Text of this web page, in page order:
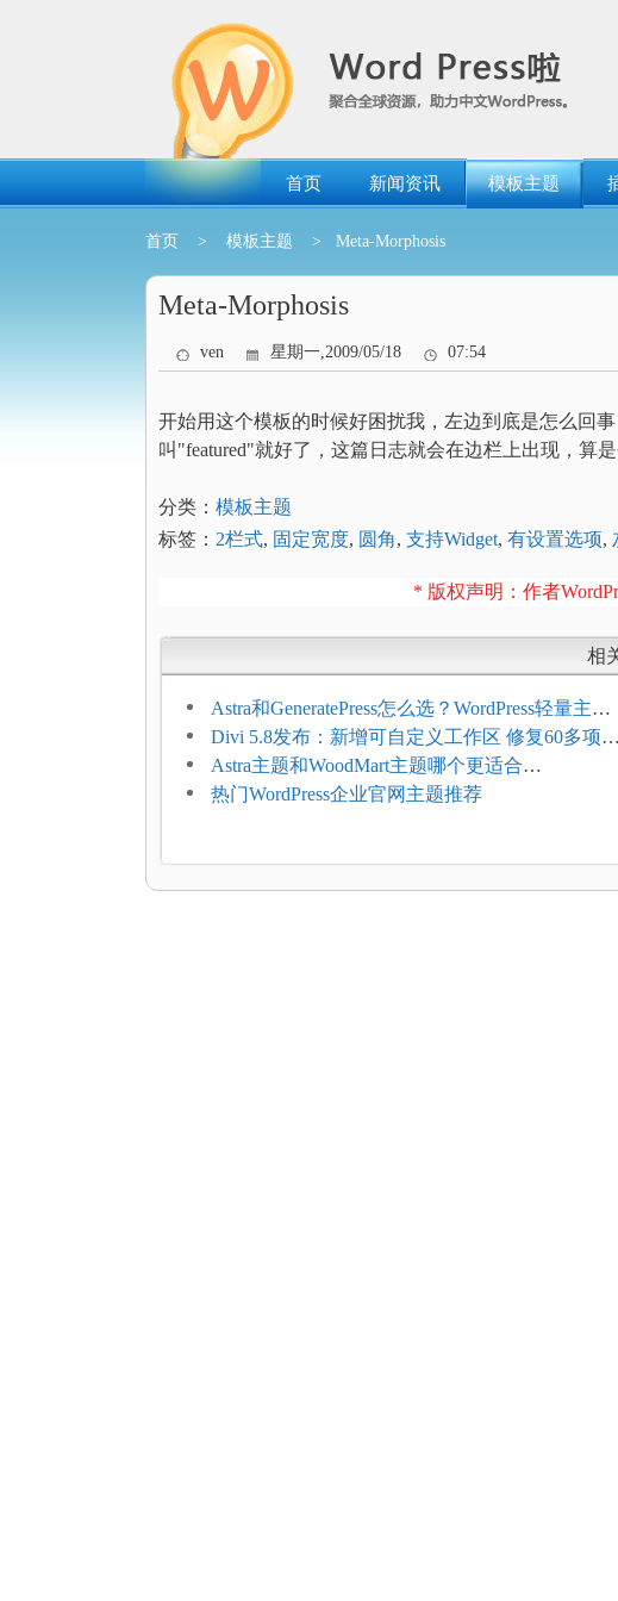
首页 新闻资讯 模板主题
首页 > 模板主题 > Meta-Morphosis
Meta-Morphosis
ven 星期一,2009/05/18 07:54
开始用这个模板的时候好困扰我，左边到底是怎么回
叫"featured"就好了，这篇日志就会在边栏上出现，算是
分类： 模板主题
标签： 2栏式, 固定宽度, 圆角, 支持Widget, 有设置选项,
* 版权声明：作者
相
Astra和GeneratePress怎么选？WordPress轻量主题
选型维度
Divi 5.8发布：新增可自定义工作区 修复60多项问
题
Astra主题和WoodMart主题哪个更适合
WooCommerce
热门WordPress企业官网主题推荐